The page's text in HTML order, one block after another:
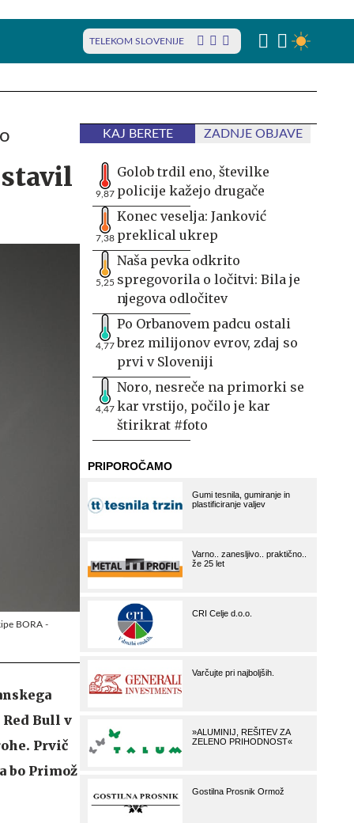
TELEKOM SLOVENIJE
BORA -
Bull v
Prvič
bo Primož
KAJ BERETE ZADNJE OBJAVE
9,87
Golob trdil eno, številke
policije kažejo drugače
7,38
Konec veselja: Janković
preklical ukrep
5,25
Naša pevka odkrito
spregovorila o ločitvi: Bila je
njegova odločitev
4,77
Po Orbanovem padcu ostali
brez milijonov evrov, zdaj so
prvi v Sloveniji
4,47
Noro, nesreče na primorki se
kar vrstijo, počilo je kar
štirikrat #foto